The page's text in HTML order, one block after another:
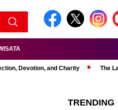
Devotion, and Charity The
TRENDING